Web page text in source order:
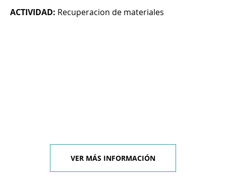
ACTIVIDAD: Recuperacion de materiales
VER MÁS INFORMACIÓN